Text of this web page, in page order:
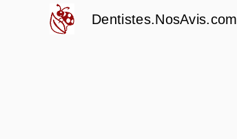
Dentistes.NosAvis.com